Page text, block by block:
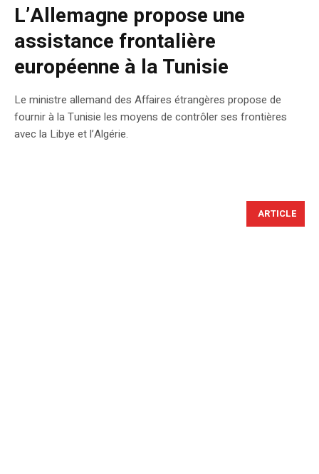
L’Allemagne propose une
assistance frontalière
européenne à la Tunisie
Le ministre allemand des Affaires étrangères propose de
fournir à la Tunisie les moyens de contrôler ses frontières
avec la Libye et l’Algérie.
ARTICLE